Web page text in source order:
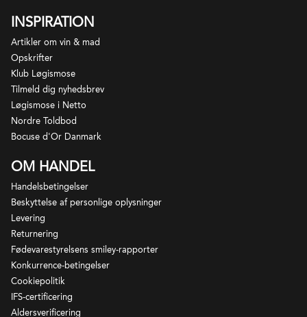
INSPIRATION
Artikler om vin & mad
Opskrifter
Klub Løgismose
Tilmeld dig nyhedsbrev
Løgismose i Netto
Nordre Toldbod
Bocuse d'Or Danmark
OM HANDEL
Handelsbetingelser
Beskyttelse af personlige oplysninger
Levering
Returnering
Fødevarestyrelsens smiley-rapporter
Konkurrence-betingelser
Cookiepolitik
IFS-certificering
Aldersverificering